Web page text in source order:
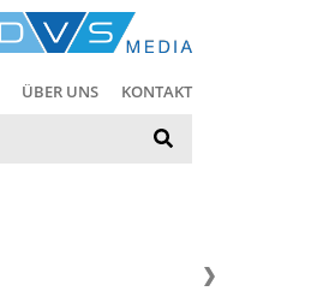
ÜBER UNS KONTAKT